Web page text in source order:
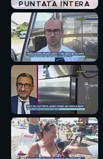
PUNTATA INTERA